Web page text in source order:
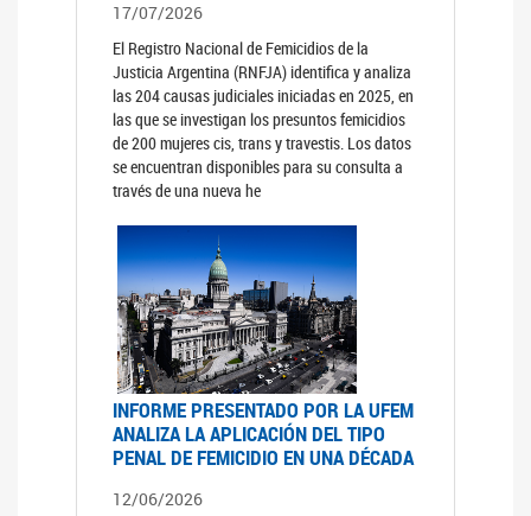
17/07/2026
El Registro Nacional de Femicidios de la
Justicia Argentina (RNFJA) identifica y analiza
las 204 causas judiciales iniciadas en 2025, en
las que se investigan los presuntos femicidios
de 200 mujeres cis, trans y travestis. Los datos
se encuentran disponibles para su consulta a
través de una nueva he
INFORME PRESENTADO POR LA UFEM
ANALIZA LA APLICACIÓN DEL TIPO
PENAL DE FEMICIDIO EN UNA DÉCADA
12/06/2026